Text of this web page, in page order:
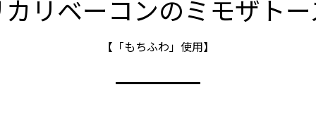
リベーコンのミモザト
【「もちふわ」使用】